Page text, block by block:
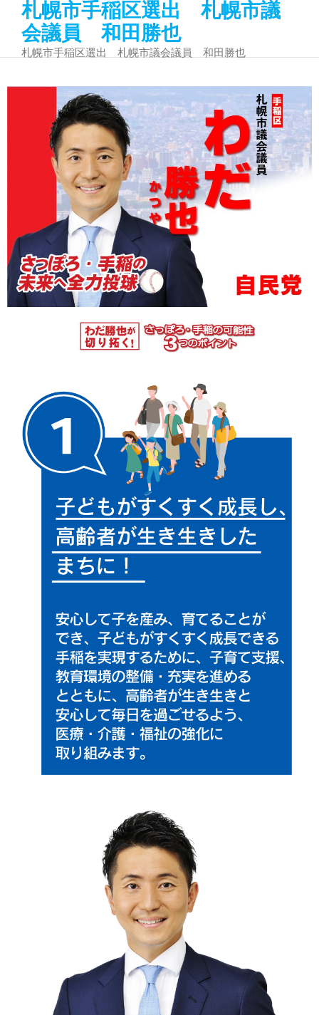
札幌市手稲区選出 札幌市議
会議員 和田勝也
札幌市手稲区選出 札幌市議会議員 和田勝也